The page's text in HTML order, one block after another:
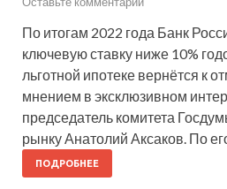
По итогам 2022 года Банк
ключевую ставку ниже 10%
льготной ипотеке вернётся к
мнением в эксклюзивном
председатель комитета
рынку Анатолий Аксаков. По
ПОДРОБНЕЕ